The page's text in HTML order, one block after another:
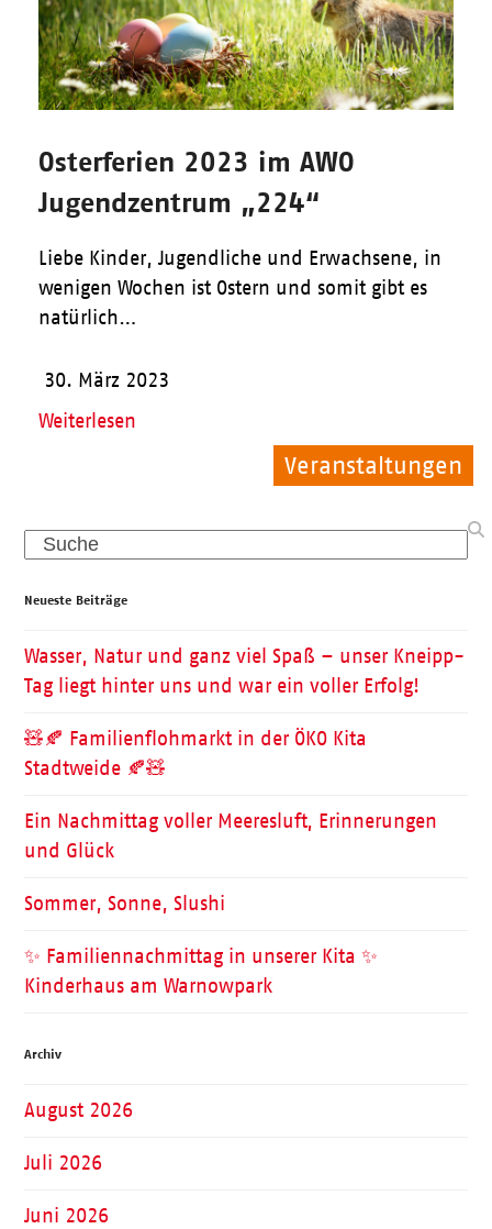
Veranstaltungen
Allgemein
Veranstaltungen
Osterferien 2023 im AWO
Jugendzentrum „224“
Liebe Kinder, Jugendliche und Erwachsene, in
wenigen Wochen ist Ostern und somit gibt es
natürlich…
30. März 2023
Weiterlesen
Search
Neueste Beiträge
Wasser, Natur und ganz viel Spaß – unser Kneipp-
Tag liegt hinter uns und war ein voller Erfolg!
🧸🍂 Familienflohmarkt in der ÖKO Kita
Stadtweide 🍂🧸
Ein Nachmittag voller Meeresluft, Erinnerungen
und Glück
Sommer, Sonne, Slushi
✨ Familiennachmittag in unserer Kita ✨
Kinderhaus am Warnowpark
Archiv
August 2026
Juli 2026
Juni 2026